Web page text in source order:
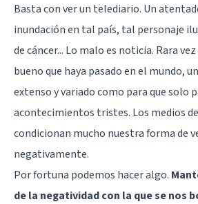
Basta con ver un telediario. Un
inundación en tal país, tal personaje
de cáncer... Lo malo es noticia. Rara
bueno que haya pasado en el mundo,
extenso y variado como para que solo
acontecimientos tristes. Los medios
condicionan mucho nuestra forma de
negativamente.
Por fortuna podemos hacer algo.
de la negatividad con la que se nos